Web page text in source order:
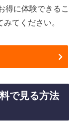
得に体験できるこ
てください。
で見る方法